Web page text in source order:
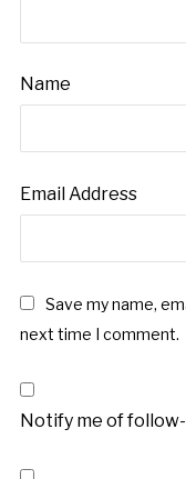
Name
Email Address
Save my name,
next time I comment.
Notify me of